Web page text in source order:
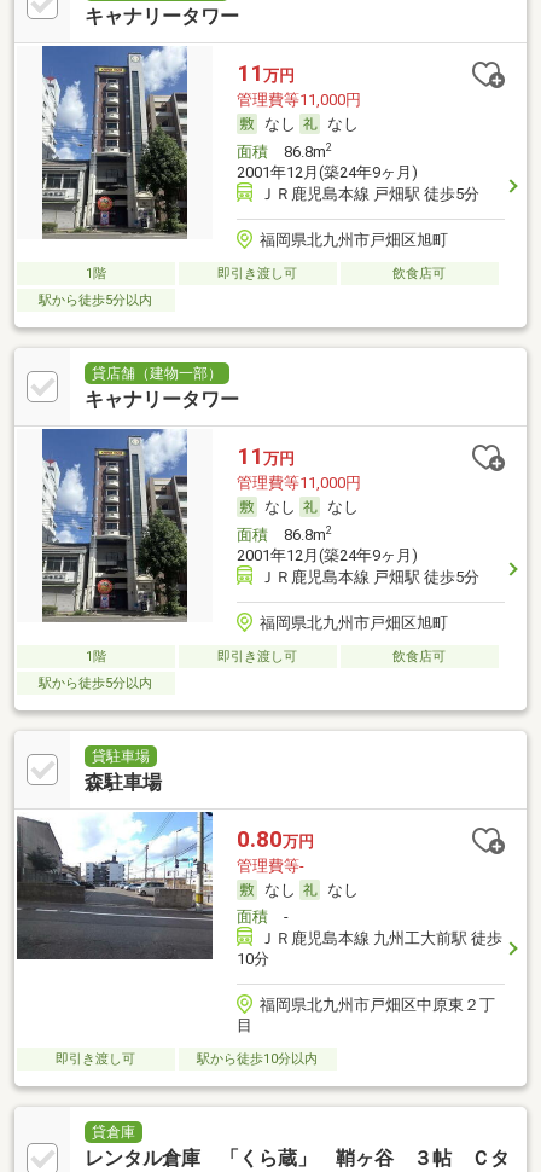
キャナリータワー
11 万円
管理費等11,000円
なし
なし
面積86.8m2
2001年12月(築24年9ヶ月)
ＪＲ鹿児島本線 戸畑駅 徒歩5分
福岡県北九州市戸畑区旭町
1階 即引き渡し可
飲食店可
駅から徒歩5分以内
貸店舗（建物一部）
キャナリータワー
11 万円
管理費等11,000円
なし
なし
面積86.8m2
2001年12月(築24年9ヶ月)
ＪＲ鹿児島本線 戸畑駅 徒歩5分
福岡県北九州市戸畑区旭町
1階 即引き渡し可
飲食店可
駅から徒歩5分以内
貸駐車場
森駐車場
0.80万円
管理費等-
なし
なし
面積-
ＪＲ鹿児島本線 九州工大前駅 徒歩
10分
福岡県北九州市戸畑区中原東２丁
目
即引き渡し可 駅から徒歩10分以内
貸倉庫
レンタル倉庫 「くら蔵」 鞘ヶ谷 ３帖 Ｃタ